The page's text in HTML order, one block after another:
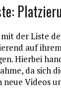
der Liste
auf
Hierbei
da sich
neue Videos